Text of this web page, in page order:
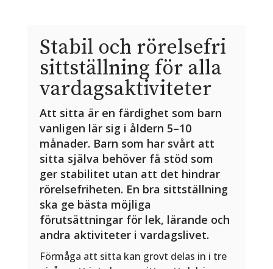
Stabil och rörelsefri
sittställning för alla
vardagsaktiviteter
Att sitta är en färdighet som barn
vanligen lär sig i åldern 5–10
månader. Barn som har svårt att
sitta själva behöver få stöd som
ger stabilitet utan att det hindrar
rörelsefriheten. En bra sittställning
ska ge bästa möjliga
förutsättningar för lek, lärande och
andra aktiviteter i vardagslivet.
Förmåga att sitta kan grovt delas in i tre